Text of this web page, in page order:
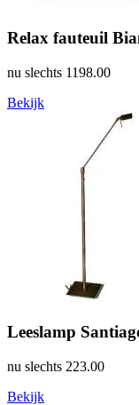
Relax fauteuil
nu slechts 1198.00
Bekijk
Leeslamp
nu slechts 223.00
Bekijk